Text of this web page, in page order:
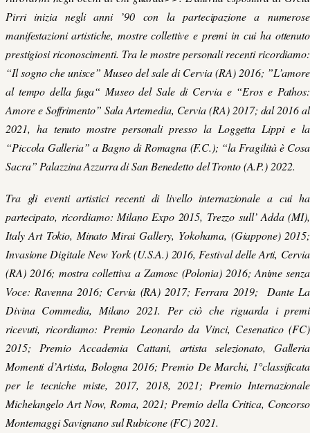
Pirri inizia negli anni ’90 con la partecipazione a numerose
manifestazioni artistiche, mostre collettive e premi in cui ha ottenuto
prestigiosi riconoscimenti. Tra le mostre personali recenti ricordiamo:
“Il sogno che unisce” Museo del sale di Cervia (RA) 2016; ”L’amore
al tempo della fuga“ Museo del Sale di Cervia e “Eros e Pathos:
Amore e Soffrimento” Sala Artemedia, Cervia (RA) 2017; dal 2016 al
2021, ha tenuto mostre personali presso la Loggetta Lippi e la
“Piccola Galleria” a Bagno di Romagna (F.C.); “la Fragilità è Cosa
Sacra” Palazzina Azzurra di San Benedetto del Tronto (A.P.) 2022.
Tra gli eventi artistici recenti di livello internazionale a cui ha
partecipato, ricordiamo: Milano Expo 2015, Trezzo sull’ Adda (MI),
Italy Art Tokio, Minato Mirai Gallery, Yokohama, (Giappone) 2015;
Invasione Digitale New York (U.S.A.) 2016, Festival delle Arti, Cervia
(RA) 2016; mostra collettiva a Zamosc (Polonia) 2016; Anime senza
Voce: Ravenna 2016; Cervia (RA) 2017; Ferrara 2019; Dante La
Divina Commedia, Milano 2021. Per ciò che riguarda i premi
ricevuti, ricordiamo: Premio Leonardo da Vinci, Cesenatico (FC)
2015; Premio Accademia Cattani, artista selezionato, Galleria
Momenti d’Artista, Bologna 2016; Premio De Marchi, 1°classificata
per le tecniche miste, 2017, 2018, 2021; Premio Internazionale
Michelangelo Art Now, Roma, 2021; Premio della Critica, Concorso
Montemaggi Savignano sul Rubicone (FC) 2021.